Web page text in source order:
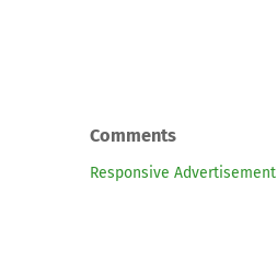
Comments
Responsive Advertisement